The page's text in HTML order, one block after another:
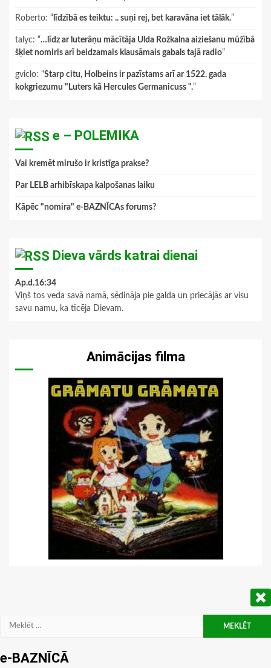
Roberto: “ līdzībā es teiktu: .. suņi rej, bet karavāna iet tālāk.”
talyc: “…līdz ar luterāņu mācītāja Ulda Rožkalna aiziešanu mūžībā
šķiet nomiris arī beidzamais klausāmais gabals tajā radio”
gviclo: “Starp citu, Holbeins ir pazīstams arī ar 1522. gada
kokgriezumu "Luters kā Hercules Germanicuss ".”
e – POLEMIKA
Vai kremēt mirušo ir kristīga prakse?
Par LELB arhibīskapa kalpošanas laiku
Kāpēc "nomira" e-BAZNĪCAs forums?
Dieva vārds katrai dienai
Ap.d.16:34
Viņš tos veda savā namā, sēdināja pie galda un priecājās ar visu
savu namu, ka ticēja Dievam.
Animācijas filma
Meklēt:
e-BAZNĪCĀ